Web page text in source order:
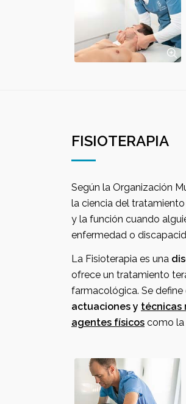
FISIOTERAPIA
Según la Organización Mundial de la Salud: la
la ciencia del tratamiento físico que
y la función cuando alguien
enfermedad o
La Fisioterapia es una
ofrece un tratamiento
actuaciones y técnicas
agentes físicos como la electricidad, ultrasonidos, laser, frio, calor,